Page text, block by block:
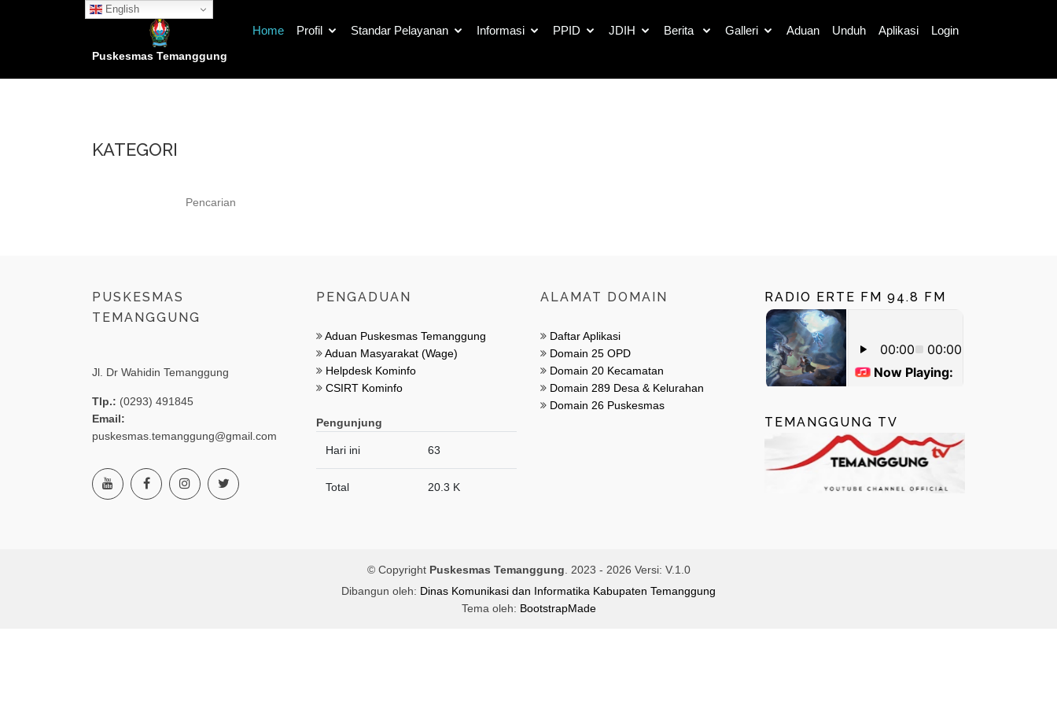
English
Puskesmas Temanggung
Home Profil Standar Pelayanan Informasi PPID JDIH Berita Galleri Aduan Unduh Aplikasi Login
KATEGORI
PUSKESMAS
TEMANGGUNG
Jl. Dr Wahidin Temanggung
Tlp.: (0293) 491845
Email:
puskesmas.temanggung@gmail.com
PENGADUAN
Aduan Puskesmas Temanggung
Aduan Masyarakat (Wage)
Helpdesk Kominfo
CSIRT Kominfo
Pengunjung
Hari ini 63
Total 20.3 K
ALAMAT DOMAIN
Daftar Aplikasi
Domain 25 OPD
Domain 20 Kecamatan
Domain 289 Desa & Kelurahan
Domain 26 Puskesmas
RADIO ERTE FM 94.8 FM
TEMANGGUNG TV
© Copyright Puskesmas Temanggung . 2023 - 2026 Versi: V.1.0
Dibangun oleh: Dinas Komunikasi dan Informatika Kabupaten Temanggung
Tema oleh: BootstrapMade